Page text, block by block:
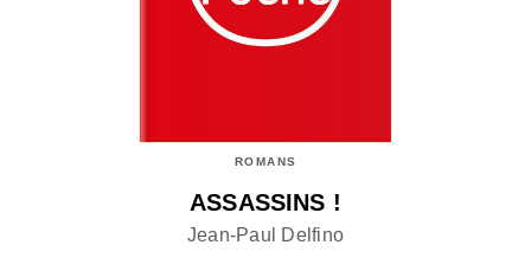
ROMANS
ASSASSINS !
Jean-Paul Delfino